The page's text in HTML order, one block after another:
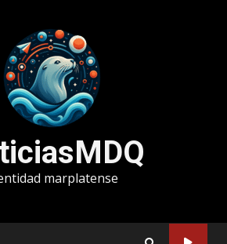
marplatense